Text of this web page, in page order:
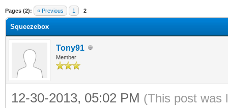
Pages (2): « Previous 1 2
Squeezebox
Tony91
Member
12-30-2013, 05:02 PM (This post was